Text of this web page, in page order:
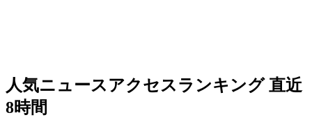
人気ニュースアクセスランキング 直近
8時間